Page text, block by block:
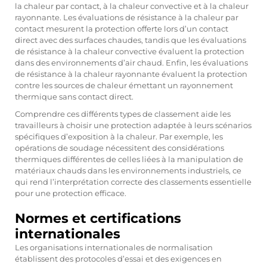
la chaleur par contact, à la chaleur convective et à la chaleur
rayonnante. Les évaluations de résistance à la chaleur par
contact mesurent la protection offerte lors d’un contact
direct avec des surfaces chaudes, tandis que les évaluations
de résistance à la chaleur convective évaluent la protection
dans des environnements d’air chaud. Enfin, les évaluations
de résistance à la chaleur rayonnante évaluent la protection
contre les sources de chaleur émettant un rayonnement
thermique sans contact direct.
Comprendre ces différents types de classement aide les
travailleurs à choisir une protection adaptée à leurs scénarios
spécifiques d’exposition à la chaleur. Par exemple, les
opérations de soudage nécessitent des considérations
thermiques différentes de celles liées à la manipulation de
matériaux chauds dans les environnements industriels, ce
qui rend l’interprétation correcte des classements essentielle
pour une protection efficace.
Normes et certifications
internationales
Les organisations internationales de normalisation
établissent des protocoles d’essai et des exigences en